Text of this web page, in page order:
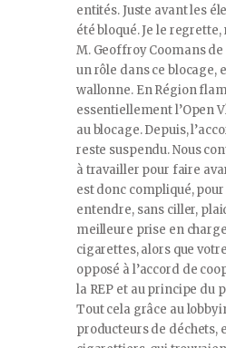
entités. Juste avant les
été bloqué. Je le
M. Geoffroy Coomans de
un rôle dans ce blocage,
wallonne. En Région
essentiellement l’Open
au blocage. Depuis,
reste suspendu. Nous
à travailler pour faire
est donc compliqué,
entendre, sans ciller,
meilleure prise en
cigarettes, alors que
opposé à l’accord de
la REP et au principe du
Tout cela grâce au
producteurs de déchets,